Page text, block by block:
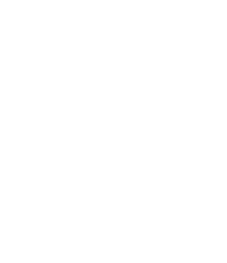
доставки можно здесь: